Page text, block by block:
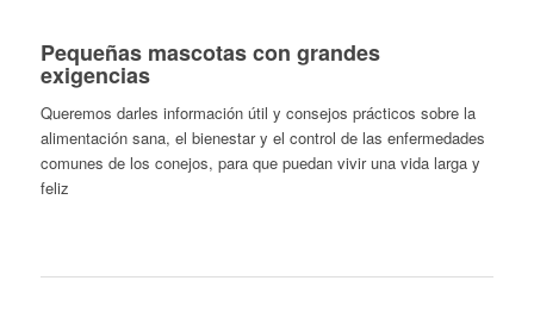
Pequeñas mascotas con grandes
exigencias
Queremos darles información útil y consejos prácticos sobre la
alimentación sana, el bienestar y el control de las enfermedades
comunes de los conejos, para que puedan vivir una vida larga y
feliz